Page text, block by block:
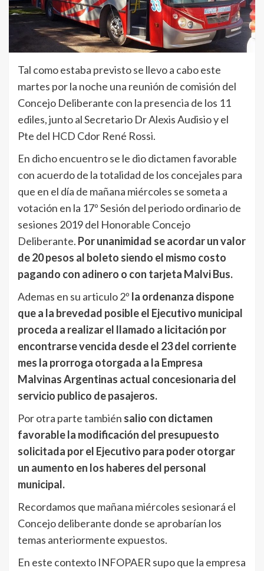
Tal como estaba previsto se llevo a cabo este
martes por la noche una reunión de comisión del
Concejo Deliberante con la presencia de los 11
ediles, junto al Secretario Dr Alexis Audisio y el
Pte del HCD Cdor René Rossi.
En dicho encuentro se le dio dictamen favorable
con acuerdo de la totalidad de los concejales para
que en el día de mañana miércoles se someta a
votación en la 17º Sesión del periodo ordinario de
sesiones 2019 del Honorable Concejo
Deliberante. Por unanimidad se acordar un valor
de 20 pesos al boleto siendo el mismo costo
pagando con adinero o con tarjeta Malvi Bus.
Ademas en su articulo 2º la ordenanza dispone
que a la brevedad posible el Ejecutivo municipal
proceda a realizar el llamado a licitación por
encontrarse vencida desde el 23 del corriente
mes la prorroga otorgada a la Empresa
Malvinas Argentinas actual concesionaria del
servicio publico de pasajeros.
Por otra parte también salio con dictamen
favorable la modificación del presupuesto
solicitada por el Ejecutivo para poder otorgar
un aumento en los haberes del personal
municipal.
Recordamos que mañana miércoles sesionará el
Concejo deliberante donde se aprobarían los
temas anteriormente expuestos.
En este contexto INFOPAER supo que la empresa